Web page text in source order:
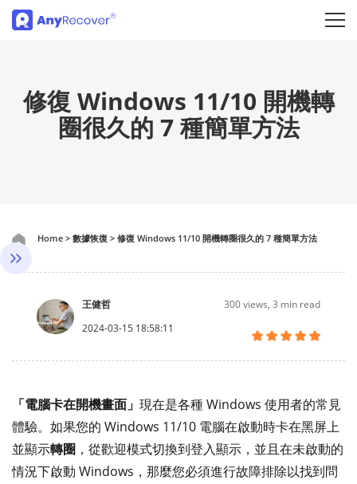
修復 Windows 11/10 開機轉
圈很久的 7 種簡單方法
Home > 數據恢復 > 修復 Windows 11/10 開機轉圈很久的 7 種簡單方法
王健哲
2024-03-15 18:58:11
300views, 3 min read
「電腦卡在開機畫面」 現在是各種 Windows 使用者的常見
體驗。如果您的 Windows 11/10 電腦在啟動時卡在黑屏上
並顯示轉圈 ，從歡迎模式切換到登入顯示，並且在未啟動的
情況下啟動 Windows，那麼您必須進行故障排除以找到問